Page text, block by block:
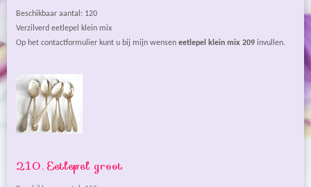
Beschikbaar aantal: 120
Verzilverd eetlepel klein mix
Op het contactformulier kunt u bij mijn wensen eetlepel klein mix 209 invullen.
210. Eetlepel groot